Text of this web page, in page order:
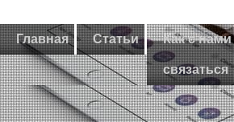
Главная Статьи Как с нами
связаться